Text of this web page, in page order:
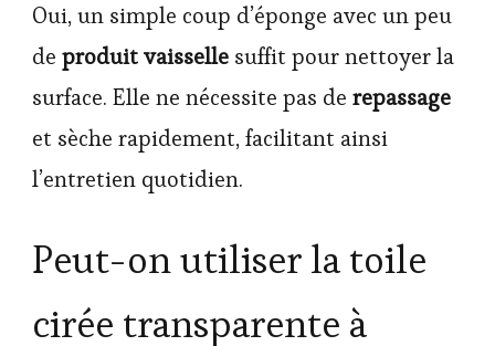
Oui, un simple coup d’éponge avec un peu
de produit vaisselle suffit pour nettoyer la
surface. Elle ne nécessite pas de repassage
et sèche rapidement, facilitant ainsi
l’entretien quotidien.
Peut-on utiliser la toile
cirée transparente à